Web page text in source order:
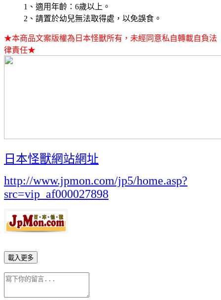
1、適用年齡：6歲以上。
2、請置於幼兒無法取得處，以免誤食。
★本商品文案版權為日本怪獸所有，未經同意私自轉載自負法
律責任★
日本怪獸網站網址
http://www.jpmon.com/jp5/home.asp?
src=vip_af000027898
載入更多